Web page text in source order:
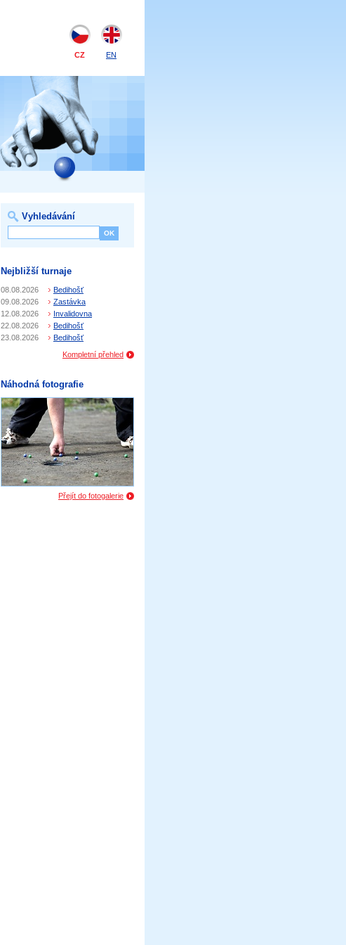
CZ EN
Vyhledávání
Nejbližší turnaje
08.08.2026
Bedihošť
09.08.2026
Zastávka
12.08.2026
Invalidovna
22.08.2026
Bedihošť
23.08.2026
Bedihošť
Kompletní přehled
Náhodná fotografie
Přejít do fotogalerie